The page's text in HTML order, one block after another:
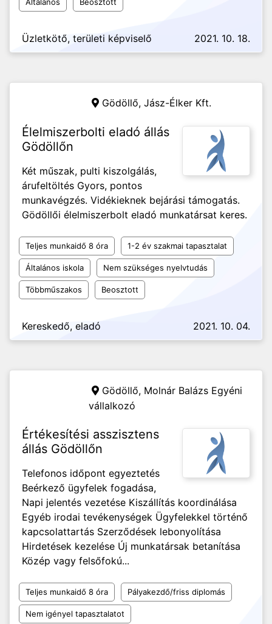
Üzletkötő, területi képviselő 2021. 10. 18.
Gödöllő, Jász-Élker Kft.
Élelmiszerbolti eladó állás
Gödöllőn
Két műszak, pulti kiszolgálás,
árufeltöltés Gyors, pontos
munkavégzés. Vidékieknek bejárási támogatás.
Gödöllői élelmiszerbolt eladó munkatársat keres.
Teljes munkaidő 8 óra 1-2 év szakmai tapasztalat
Általános iskola Nem szükséges nyelvtudás
Többműszakos Beosztott
Kereskedő, eladó 2021. 10. 04.
Gödöllő, Molnár Balázs Egyéni
vállalkozó
Értékesítési asszisztens
állás Gödöllőn
Telefonos időpont egyeztetés
Beérkező ügyfelek fogadása,
Napi jelentés vezetése Kiszállítás koordinálása
Egyéb irodai tevékenységek Ügyfelekkel történő
kapcsolattartás Szerződések lebonyolítása
Hirdetések kezelése Új munkatársak betanítása
Közép vagy felsőfokú...
Teljes munkaidő 8 óra Pályakezdő/friss diplomás
Nem igényel tapasztalatot